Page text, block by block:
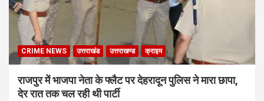
CRIME NEWS उत्तराखंड उत्तराखण्ड क्राइम
राजपुर में भाजपा नेता के फ्लैट पर देहरादून पुलिस ने मारा छापा,
देर रात तक चल रही थी पार्टी